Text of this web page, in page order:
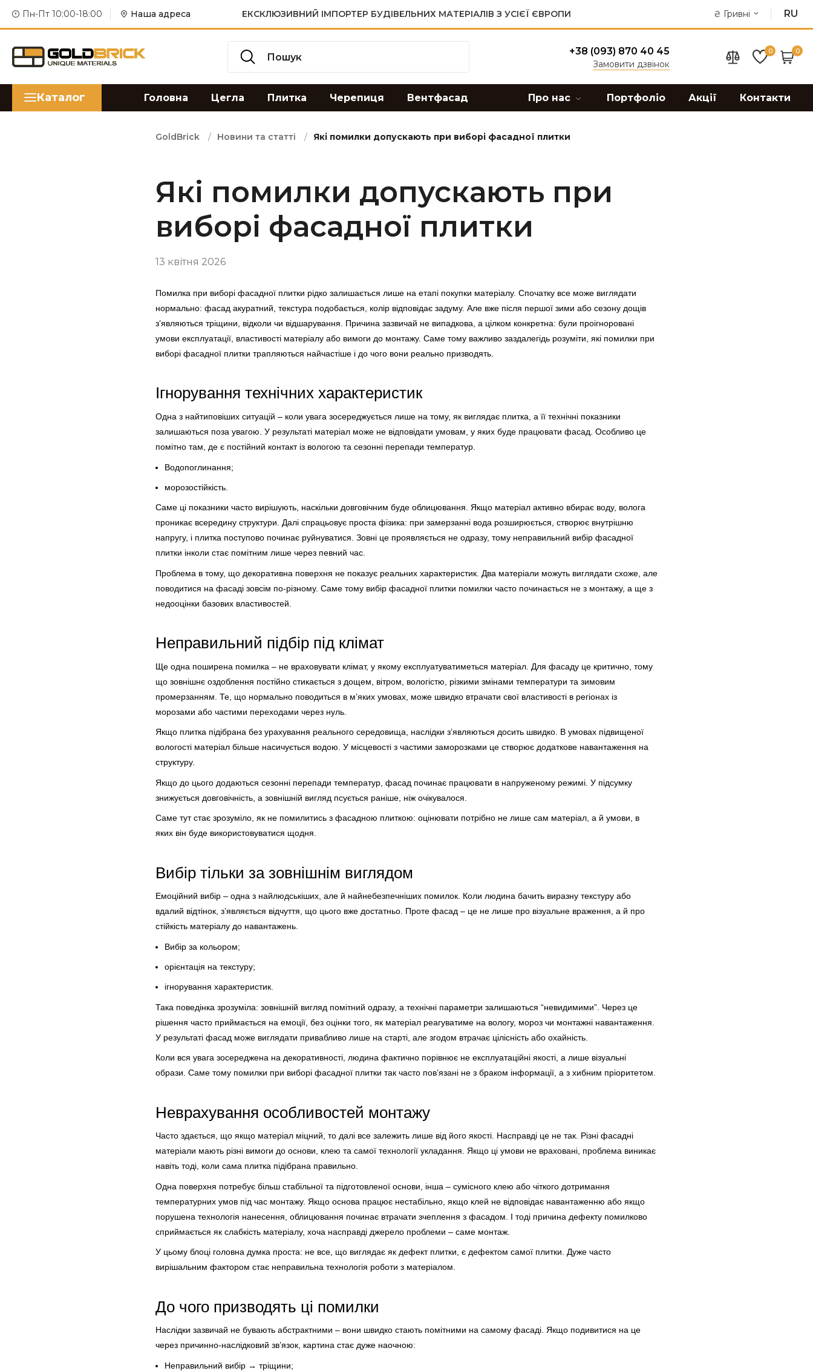
Пн-Пт 10:00-18:00 Наша адреса ЕКСКЛЮЗИВНИЙ ІМПОРТЕР БУДІВЕЛЬНИХ МАТЕРІАЛІВ З УСІЄЇ ЄВРОПИ ₴ Гривні RU
+38 (093) 870 40 45
Замовити дзвінок
0 0
Каталог Головна Цегла Плитка Черепиця Вентфасад Про нас Портфоліо Акції Контакти
GoldBrick Новини та статті Які помилки допускають при виборі фасадної плитки
Які помилки допускають при
виборі фасадної плитки
13 квітня 2026
Помилка при виборі фасадної плитки рідко залишається лише на етапі покупки матеріалу. Спочатку все може виглядати
нормально: фасад акуратний, текстура подобається, колір відповідає задуму. Але вже після першої зими або сезону дощів
з’являються тріщини, відколи чи відшарування. Причина зазвичай не випадкова, а цілком конкретна: були проігноровані
умови експлуатації, властивості матеріалу або вимоги до монтажу. Саме тому важливо заздалегідь розуміти, які помилки при
виборі фасадної плитки трапляються найчастіше і до чого вони реально призводять.
Ігнорування технічних характеристик
Одна з найтиповіших ситуацій – коли увага зосереджується лише на тому, як виглядає плитка, а її технічні показники
залишаються поза увагою. У результаті матеріал може не відповідати умовам, у яких буде працювати фасад. Особливо це
помітно там, де є постійний контакт із вологою та сезонні перепади температур.
Водопоглинання;
морозостійкість.
Саме ці показники часто вирішують, наскільки довговічним буде облицювання. Якщо матеріал активно вбирає воду, волога
проникає всередину структури. Далі спрацьовує проста фізика: при замерзанні вода розширюється, створює внутрішню
напругу, і плитка поступово починає руйнуватися. Зовні це проявляється не одразу, тому неправильний вибір фасадної
плитки інколи стає помітним лише через певний час.
Проблема в тому, що декоративна поверхня не показує реальних характеристик. Два матеріали можуть виглядати схоже, але
поводитися на фасаді зовсім по-різному. Саме тому вибір фасадної плитки помилки часто починається не з монтажу, а ще з
недооцінки базових властивостей.
Неправильний підбір під клімат
Ще одна поширена помилка – не враховувати клімат, у якому експлуатуватиметься матеріал. Для фасаду це критично, тому
що зовнішнє оздоблення постійно стикається з дощем, вітром, вологістю, різкими змінами температури та зимовим
промерзанням. Те, що нормально поводиться в м’яких умовах, може швидко втрачати свої властивості в регіонах із
морозами або частими переходами через нуль.
Якщо плитка підібрана без урахування реального середовища, наслідки з’являються досить швидко. В умовах підвищеної
вологості матеріал більше насичується водою. У місцевості з частими заморозками це створює додаткове навантаження на
структуру.
Якщо до цього додаються сезонні перепади температур, фасад починає працювати в напруженому режимі. У підсумку
знижується довговічність, а зовнішній вигляд псується раніше, ніж очікувалося.
Саме тут стає зрозуміло, як не помилитись з фасадною плиткою: оцінювати потрібно не лише сам матеріал, а й умови, в
яких він буде використовуватися щодня.
Вибір тільки за зовнішнім виглядом
Емоційний вибір – одна з найлюдськіших, але й найнебезпечніших помилок. Коли людина бачить виразну текстуру або
вдалий відтінок, з’являється відчуття, що цього вже достатньо. Проте фасад – це не лише про візуальне враження, а й про
стійкість матеріалу до навантажень.
Вибір за кольором;
орієнтація на текстуру;
ігнорування характеристик.
Така поведінка зрозуміла: зовнішній вигляд помітний одразу, а технічні параметри залишаються “невидимими”. Через це
рішення часто приймається на емоції, без оцінки того, як матеріал реагуватиме на вологу, мороз чи монтажні навантаження.
У результаті фасад може виглядати привабливо лише на старті, але згодом втрачає цілісність або охайність.
Коли вся увага зосереджена на декоративності, людина фактично порівнює не експлуатаційні якості, а лише візуальні
образи. Саме тому помилки при виборі фасадної плитки так часто пов’язані не з браком інформації, а з хибним пріоритетом.
Неврахування особливостей монтажу
Часто здається, що якщо матеріал міцний, то далі все залежить лише від його якості. Насправді це не так. Різні фасадні
матеріали мають різні вимоги до основи, клею та самої технології укладання. Якщо ці умови не враховані, проблема виникає
навіть тоді, коли сама плитка підібрана правильно.
Одна поверхня потребує більш стабільної та підготовленої основи, інша – сумісного клею або чіткого дотримання
температурних умов під час монтажу. Якщо основа працює нестабільно, якщо клей не відповідає навантаженню або якщо
порушена технологія нанесення, облицювання починає втрачати зчеплення з фасадом. І тоді причина дефекту помилково
сприймається як слабкість матеріалу, хоча насправді джерело проблеми – саме монтаж.
У цьому блоці головна думка проста: не все, що виглядає як дефект плитки, є дефектом самої плитки. Дуже часто
вирішальним фактором стає неправильна технологія роботи з матеріалом.
До чого призводять ці помилки
Наслідки зазвичай не бувають абстрактними – вони швидко стають помітними на самому фасаді. Якщо подивитися на це
через причинно-наслідковий зв’язок, картина стає дуже наочною:
Неправильний вибір → тріщини;